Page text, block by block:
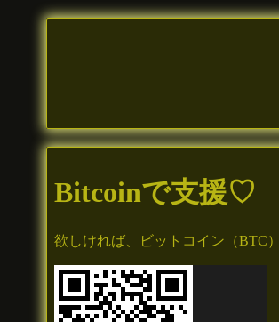
Bitcoinで支援♡
欲しければ、ビットコイン（BTC